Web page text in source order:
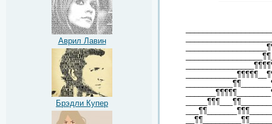
Аврил Лавин
Брэдли Купер